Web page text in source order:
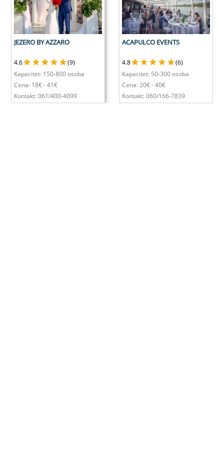
JEZERO BY AZZARO
4.6
(9)
Kapacitet: 150-800 osoba
Cena: 18€ - 41€
Kontakt:061/400-4099
ACAPULCO EVENTS
4.8
(6)
Kapacitet: 50-300 osoba
Cena: 20€ - 40€
Kontakt:060/166-7839